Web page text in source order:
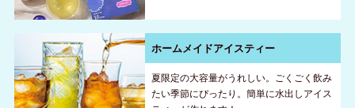
ホームメイドアイスティー
夏限定の大容量がうれしい。ごくごく飲み
たい季節にぴったり。簡単に水出しアイス